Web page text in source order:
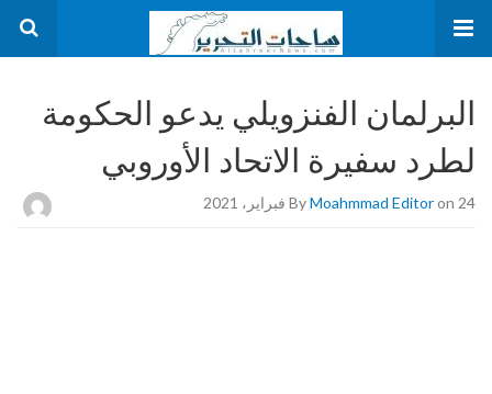
البرلمان الفنزويلي يدعو الحكومة
لطرد سفيرة الاتحاد الأوروبي
ByMoahmmad Editoron 24 فبراير، 2021